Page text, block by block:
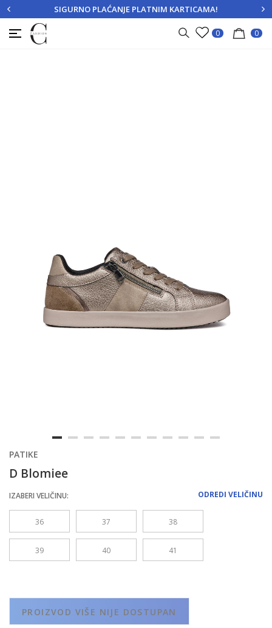
PRIJAVITE SE REGISTRUJTE SE
SIGURNO PLAĆANJE PLATNIM KARTICAMA!
0 0
PATIKE
D Blomiee
ODREDI VELIČINU
IZABERI VELIČINU:
36 37 38
39 40 41
PROIZVOD VIŠE NIJE DOSTUPAN